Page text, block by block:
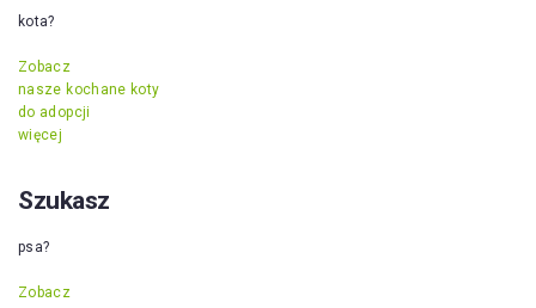
kota?
Zobacz
nasze kochane koty
do adopcji
więcej
Szukasz
psa?
Zobacz